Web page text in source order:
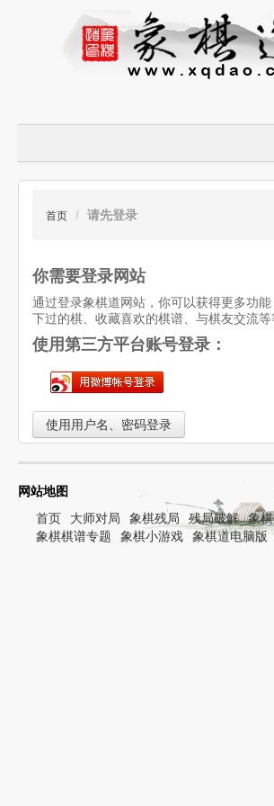
大师对局
象棋棋谱
残局破解
象棋小游戏
首页 / 请先登录
你需要登录网站
通过登录象棋道网站，你可以获得更多功
下过的棋、收藏喜欢的棋谱、与棋友交流等
使用第三方平台账号登录：
使用用户名、密码登录
网站地图
首页
大师对局 象棋残局 残局破解
象
象棋棋谱专题
象棋小游戏 象棋道电脑版